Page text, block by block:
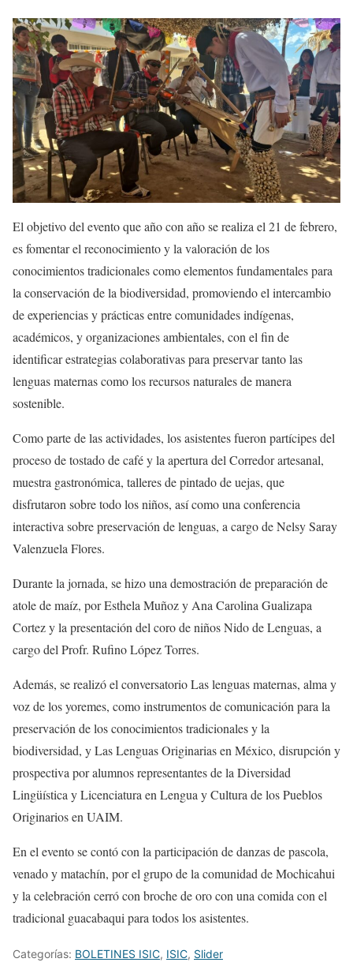
El objetivodel evento que año con año se realiza el 21 de febrero,
es fomentar el reconocimiento y la valoración de los
conocimientos tradicionales como elementos fundamentales para
la conservación de la biodiversidad, promoviendo el intercambio
de experiencias y prácticas entre comunidades indígenas,
académicos, y organizaciones ambientales, con el fin de
identificar estrategias colaborativas parapreservar tanto las
lenguas maternas como los recursos naturales de manera
sostenible.
Como parte de las actividades, los asistentes fueron partícipes del
proceso de tostado de café y la apertura del Corredor artesanal,
muestra gastronómica, talleres de pintado de uejas, que
disfrutaron sobre todo los niños, así como una conferencia
interactiva sobre preservación de lenguas, a cargo de Nelsy Saray
Valenzuela Flores.
Durante la jornada, se hizo unademostración depreparación de
atole de maíz, porEsthela MuñozyAna Carolina Gualizapa
Cortezy la presentación del coro de niñosNido de Lenguas, a
cargo del Profr. Rufino López Torres.
Además, se realizóel conversatorioLas lenguas maternas, alma y
voz de los yoremes, como instrumentos de comunicación para la
preservación de los conocimientos tradicionales y la
biodiversidad, yLas Lenguas Originarias en México, disrupción y
prospectivapor alumnos representantes de la Diversidad
Lingüística y Licenciatura en Lengua y Cultura de los Pueblos
Originarios en UAIM.
En el evento se contó con laparticipación de danzas de pascola,
venado y matachín, por el grupo de la comunidad de Mochicahui
yla celebración cerró con broche de oro con unacomida con el
tradicional guacabaquipara todos los asistentes.
Categorías: BOLETINES ISIC, ISIC, Slider